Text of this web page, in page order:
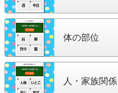
体の部位
人・家族関係